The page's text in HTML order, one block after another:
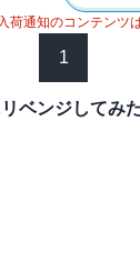
通知のコンテンツ
1
ベンジしてみ